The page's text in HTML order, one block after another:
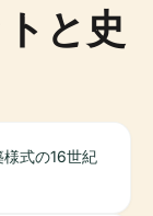
と史
式の16世紀